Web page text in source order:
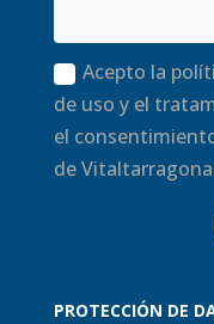
Acepto la
de uso y el
el
de
PROTECCIÓN DE